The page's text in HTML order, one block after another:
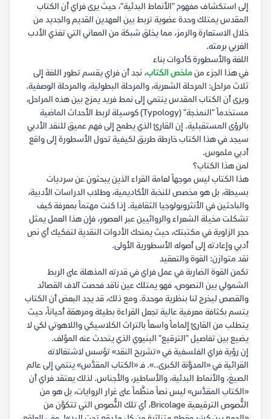
إلى استكشاف مفهوم "الأنماط البدئية"، حيث يرى فراي أن الكتاب
المقدس يمتلك وحدة عضوية تربط بين العهدين القديم والجديد من
خلال الاستعارة والرمز، مما يخلق شبكة من المعاني التي تغذي الأدب
الغربي برمته.
اللغة والأسطورة كأدوات بناء
في هذا الجزء منملخص الكتاب، نجد أن فراي يقسم تطور اللغة إلى
ثلاث مراحل: المرحلة الشعرية، والمرحلة البطولية، والمرحلة الوصفية.
ويرى أن الكتاب المقدس ينتمي إلى نمط فريد يمزج بين هذه المراحل،
مستخدماً "النمذجة" (Typology) كوسيلة لربط الأحداث الماضية
بالرؤى المستقبلية. إن القارئ الذي يطمح إلى فهم عميق للنقد الأدبي
سيجد في هذا الكتاب خارطة طريق لكيفية تحول الأسطورة إلى واقع
أدبي ملموس.
لمن هذا الكتاب؟
هذا الكتاب ليس موجهاً لعامة القراء الذين يبحثون عن سرديات
بسيطة، بل هو مخصص للنخبة الأكاديمية، وطلاب الدراسات الأدبية،
والباحثين في الأنثروبولوجيا الثقافية. إذا كنت مهتماً بمعرفة كيف
تشكلت مخيلة الشعراء والروائيين عبر العصور، فإن هذا العمل يمثل
حجر الزاوية في مكتبتك، حيث يمنحك الأدوات النقدية لتفكيك أي نص
أدبي وإعادته إلى أصوله الأسطورية الأولى.
نقد متوازن: القوة والتعقيد
تكمن القوة الضاربة في عمل فراي في قدرته المذهلة على الربط
الشمولي بين النصوص، فهو يمتلك عين ناقد فحصت آلاف القصائد
والقصص ليخرج لنا بنظرية موحدة. ومع ذلك، قد يجد البعض أن الكتاب
يتسم بكثافة معرفية عالية تجعل القراءة بطيئة ومرهقة أحياناً، حيث
يتطلب من القارئ إلماماً واسعاً بالتراث الكلاسيكي واللاهوتي لكي لا
يضيع بين تفاصيل "الترقيع" البنيوي الذي يتحدث عنه المؤلف.
إن رؤية فراي الفلسفية في «تشريح النقد» تؤسس لاشتغالاته
القرائية في «المدوَّنة الكبرى..». فـ «الكتاب المقدَّس» ينتمي إلى عالم
الصيغ، والأنماط البدئية، والأساطير، والأجناس. لذلك يعتقد فراي أن
«الكتاب المقدَّس» ليس نصاً منظَّماً على غرار الروايات، بل هو من
النُّصوص الترقيعية Bricolage، أي تلك النُّصوص التي تتكوَّن من